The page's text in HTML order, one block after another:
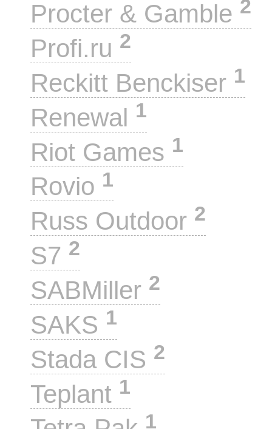
Procter & Gamble 2
Profi.ru 2
Reckitt Benckiser 1
Renewal 1
Riot Games 1
Rovio 1
Russ Outdoor 2
S7 2
SABMiller 2
SAKS 1
Stada CIS 2
Teplant 1
1